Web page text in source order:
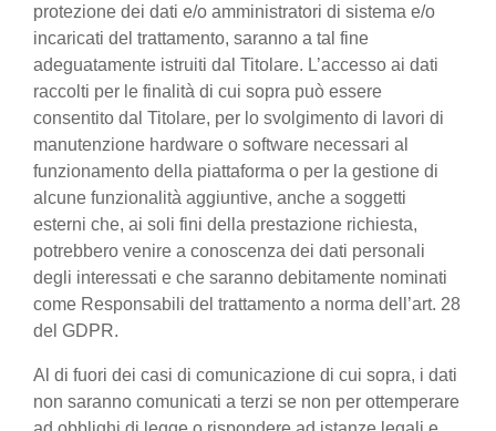
protezione dei dati e/o amministratori di sistema e/o
incaricati del trattamento, saranno a tal fine
adeguatamente istruiti dal Titolare. L’accesso ai dati
raccolti per le finalità di cui sopra può essere
consentito dal Titolare, per lo svolgimento di lavori di
manutenzione hardware o software necessari al
funzionamento della piattaforma o per la gestione di
alcune funzionalità aggiuntive, anche a soggetti
esterni che, ai soli fini della prestazione richiesta,
potrebbero venire a conoscenza dei dati personali
degli interessati e che saranno debitamente nominati
come Responsabili del trattamento a norma dell’art. 28
del GDPR.
Al di fuori dei casi di comunicazione di cui sopra, i dati
non saranno comunicati a terzi se non per ottemperare